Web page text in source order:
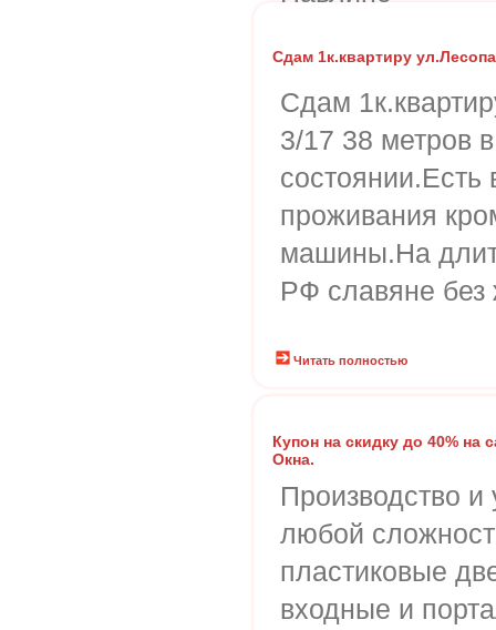
Сдам 1к.квартиру
Сдам
3/17 38 метров
проживания
машины.На
РФ славяне без
Читать полностью
Купон на скидку до 40% на
Окна.
Производство
любой
пластиковые
входные и